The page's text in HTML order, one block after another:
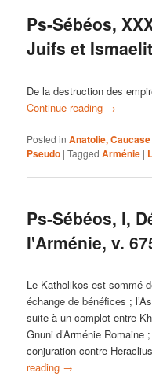
Ps-Sébéos,
Juifs et
De la destruction des
Continue reading →
Posted in Anatolie,
Pseudo |Tagged Arménie |
Ps-Sébéos, l,
l'Arménie, v.
Le Katholikos est sommé
échange de bénéfices ;
suite à un complot entre
Gnuni d’Arménie
conjuration contre
reading →